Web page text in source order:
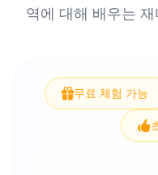
역에 대해 배우는
무료 체험 가능